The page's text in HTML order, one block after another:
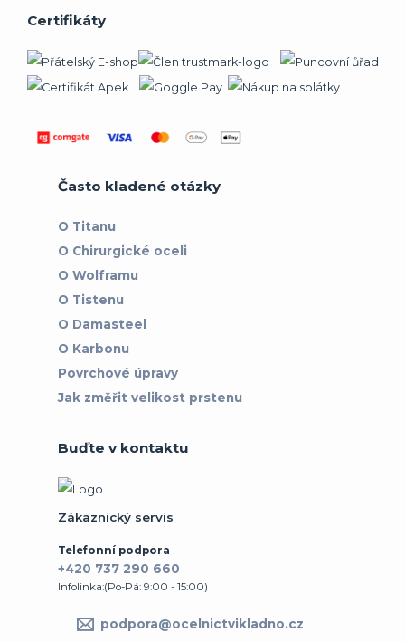
Certifikáty
Často kladené otázky
O Titanu
O Chirurgické oceli
O Wolframu
O Tistenu
O Damasteel
O Karbonu
Povrchové úpravy
Jak změřit velikost prstenu
Buďte v kontaktu
Zákaznický servis
Telefonní podpora
+420 737 290 660
Infolinka:(Po-Pá: 9:00 - 15:00)
podpora@ocelnictvikladno.cz